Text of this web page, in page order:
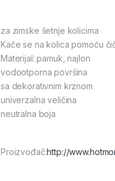
za zimske šetnje kolicima
Kače se na kolica pomoću
Materijal: pamuk, najlon
vodootporna površina
sa dekorativnim krznom
univerzalna veličina
neutralna boja
Proizvođač:http://